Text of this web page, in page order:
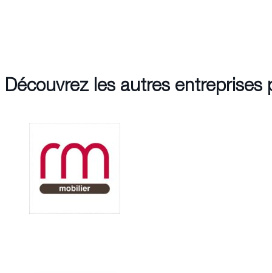
Découvrez les autres entreprises